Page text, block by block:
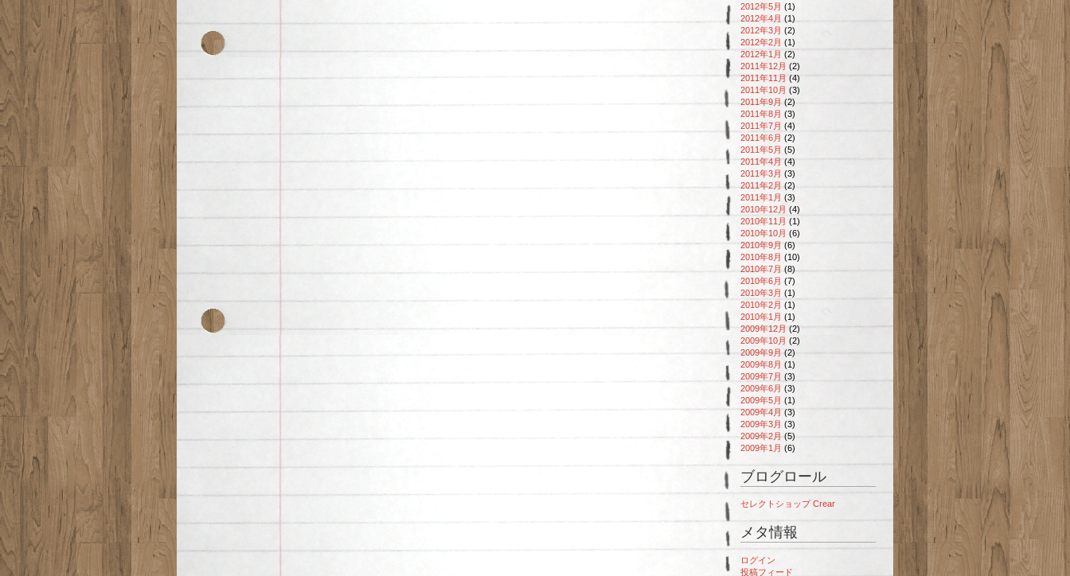
2012年5月 (1)
2012年4月 (1)
2012年3月 (2)
2012年2月 (1)
2012年1月 (2)
2011年12月 (2)
2011年11月 (4)
2011年10月 (3)
2011年9月 (2)
2011年8月 (3)
2011年7月 (4)
2011年6月 (2)
2011年5月 (5)
2011年4月 (4)
2011年3月 (3)
2011年2月 (2)
2011年1月 (3)
2010年12月 (4)
2010年11月 (1)
2010年10月 (6)
2010年9月 (6)
2010年8月 (10)
2010年7月 (8)
2010年6月 (7)
2010年3月 (1)
2010年2月 (1)
2010年1月 (1)
2009年12月 (2)
2009年10月 (2)
2009年9月 (2)
2009年8月 (1)
2009年7月 (3)
2009年6月 (3)
2009年5月 (1)
2009年4月 (3)
2009年3月 (3)
2009年2月 (5)
2009年1月 (6)
ブログロール
セレクトショップ Crear
メタ情報
ログイン
投稿フィード